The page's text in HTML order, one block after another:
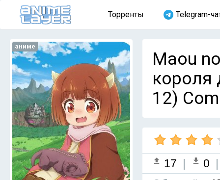
Торренты Telegram-
аниме
Maou
короля
12)
17 | 0